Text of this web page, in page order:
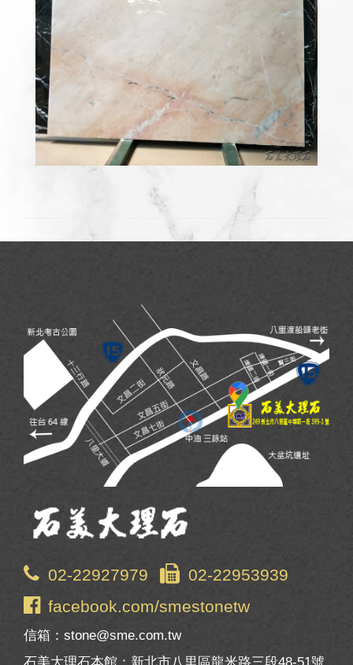
02-22927979
02-22953939
facebook.com/smestonetw
信箱：stone@sme.com.tw